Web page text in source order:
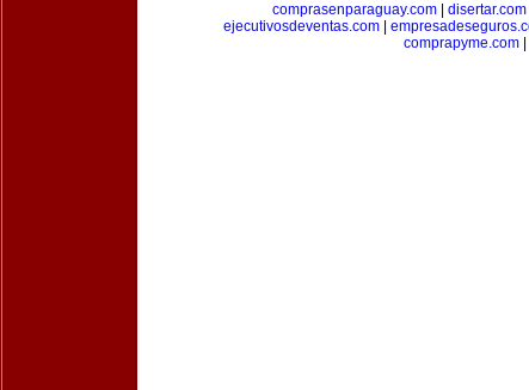
comprasenparaguay.com
disertar.com
ejecutivosdeventas.com
comprapyme.com|